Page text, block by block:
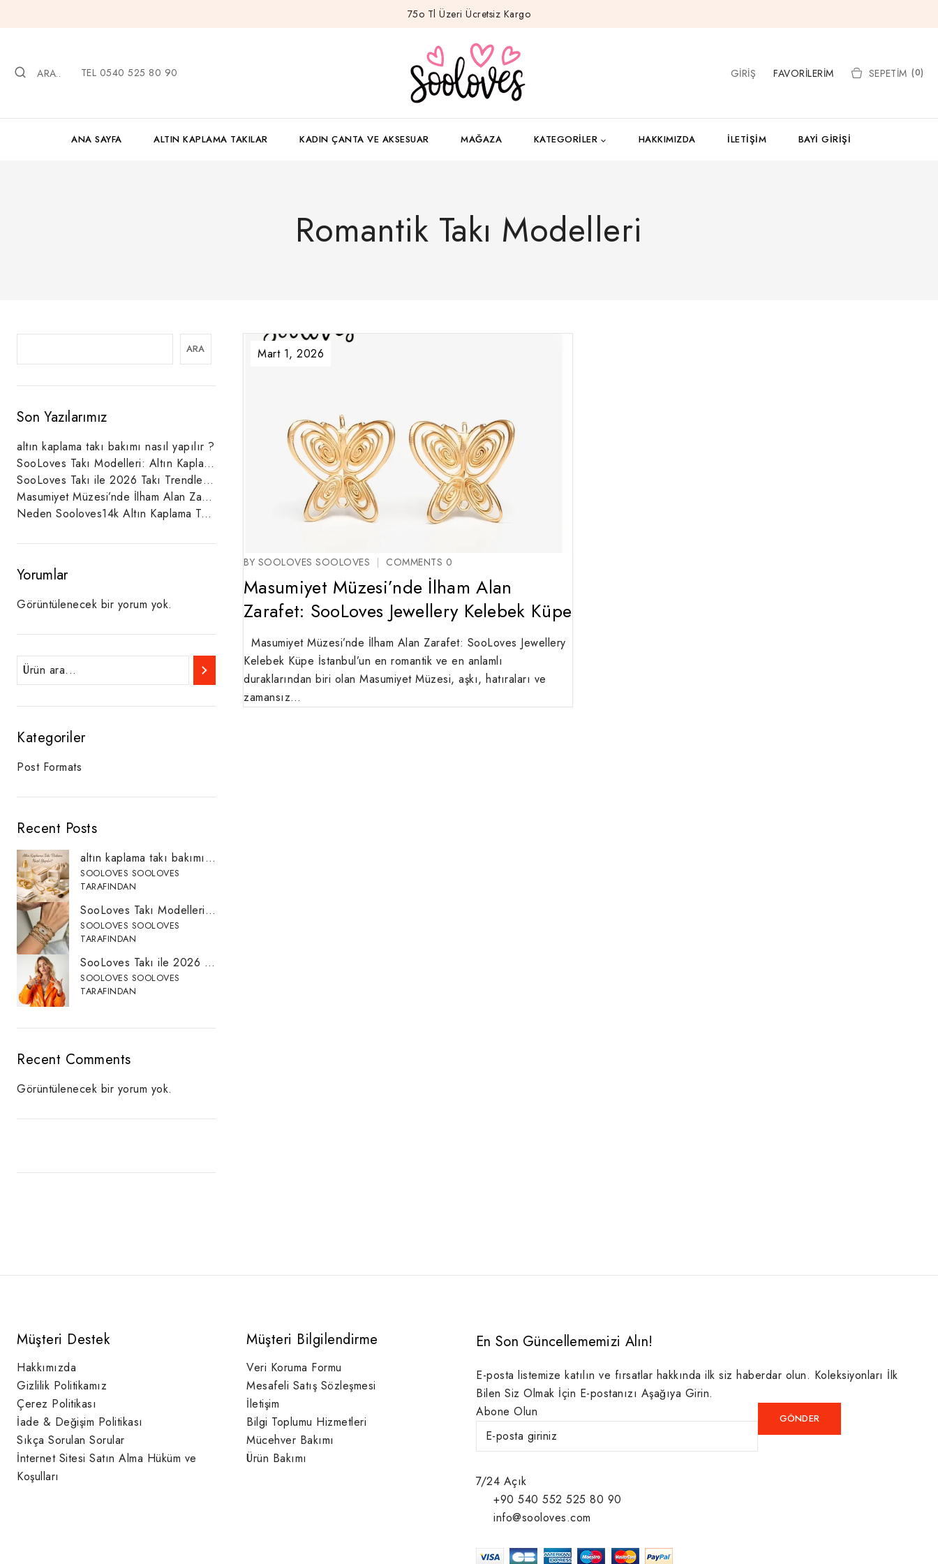
75o Tl Üzeri Ücretsiz Kargo
ARA.. TEL 0540 525 80 90 GIRIŞ FAVORILERIM SEPETIM (0)
ANA SAYFA ALTIN KAPLAMA TAKILAR KADIN ÇANTA VE AKSESUAR MAĞAZA KATEGORILER HAKKIMIZDA İLETIŞIM BAYI GIRIŞI
Romantik Takı Modelleri
BY SOOLOVES SOOLOVES
Mart 1, 2026
COMMENTS 0
Masumiyet Müzesi’nde İlham Alan
Zarafet: SooLoves Jewellery Kelebek Küpe
Masumiyet Müzesi’nde İlham Alan Zarafet: SooLoves Jewellery
Kelebek Küpe İstanbul’un en romantik ve en anlamlı
duraklarından biri olan Masumiyet Müzesi, aşkı, hatıraları ve
zamansız…
ARA
Son Yazılarımız
altın kaplama takı bakımı nasıl yapılır ?
SooLoves Takı Modelleri: Altın Kaplama ve Minimal Takı Koleksiyonu
SooLoves Takı ile 2026 Takı Trendleri: Altın Kaplama, Minimal Takılar ve Zarif Kombinlerin Yükselişi
Masumiyet Müzesi’nde İlham Alan Zarafet: SooLoves Jewellery Kelebek Küpe
Neden Sooloves14k Altın Kaplama Takıları Tercih Etmelisiniz?
Yorumlar
Görüntülenecek bir yorum yok.
Kategoriler
Post Formats
Recent Posts
altın kaplama takı bakımı nasıl yapılır ?
SOOLOVES SOOLOVES
TARAFINDAN
SooLoves Takı Modelleri: Altın Kaplama ve Minimal Takı Koleksiyonu
SOOLOVES SOOLOVES
TARAFINDAN
SooLoves Takı ile 2026 Takı Trendleri: Altın Kaplama, Minimal Takılar ve Zarif Kombinlerin Yükselişi
SOOLOVES SOOLOVES
TARAFINDAN
Recent Comments
Görüntülenecek bir yorum yok.
Müşteri Destek
Hakkımızda
Gizlilik Politikamız
Çerez Politikası
İade & Değişim Politikası
Sıkça Sorulan Sorular
İnternet Sitesi Satın Alma Hüküm ve
Koşulları
Müşteri Bilgilendirme
Veri Koruma Formu
Mesafeli Satış Sözleşmesi
İletişim
Bilgi Toplumu Hizmetleri
Mücehver Bakımı
Ürün Bakımı
En Son Güncellememizi Alın!
E-posta listemize katılın ve fırsatlar hakkında ilk siz haberdar olun. Koleksiyonları İlk
Bilen Siz Olmak İçin E-postanızı Aşağıya Girin.
Abone Olun
7/24 Açık
+90 540 552 525 80 90
info@sooloves.com